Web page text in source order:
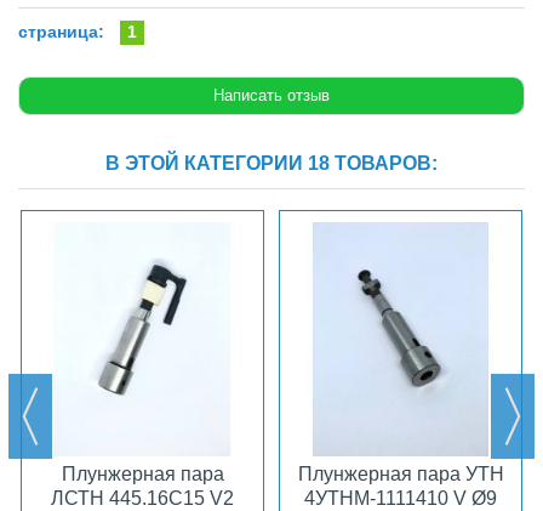
страница: 1
В ЭТОЙ КАТЕГОРИИ 18 ТОВАРОВ:
Плунжерная пара
ЛСТН 445.16С15 V2
Плунжерная пара УТН
4УТНМ-1111410 V Ø9